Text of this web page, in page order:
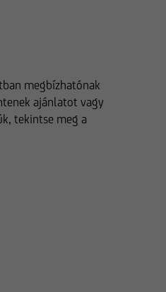
megbízhatónak
ajánlatot vagy
tekintse meg a